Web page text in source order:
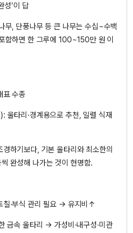
성’이 답
무, 단풍나무 등 큰 나무는 수십~수백
함하면 한 그루에 100~150만 원 이
표 수종
울타리·경계용으로 추천, 일렬 식재
하기보다, 기본 울타리와 최소한의
완성해 나가는 것이 현명함.
칠·부식 관리 필요 → 유지비↑
금속 울타리 → 가성비·내구성·미관